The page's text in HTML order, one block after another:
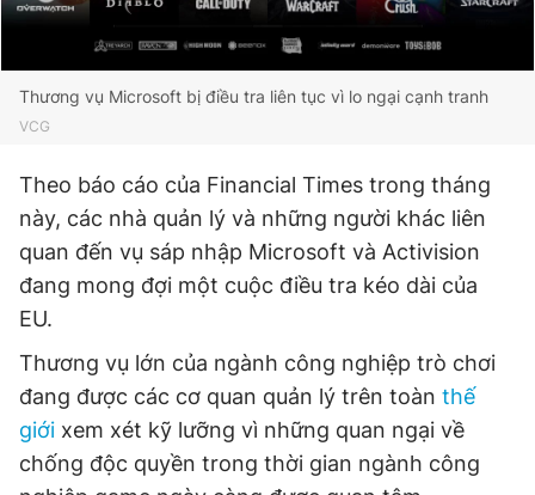
Thương vụ Microsoft bị điều tra liên tục vì lo ngại cạnh tranh
VCG
Theo báo cáo của Financial Times trong tháng
này, các nhà quản lý và những người khác liên
quan đến vụ sáp nhập Microsoft và Activision
đang mong đợi một cuộc điều tra kéo dài của
EU.
Thương vụ lớn của ngành công nghiệp trò chơi
đang được các cơ quan quản lý trên toàn thế
giới xem xét kỹ lưỡng vì những quan ngại về
chống độc quyền trong thời gian ngành công